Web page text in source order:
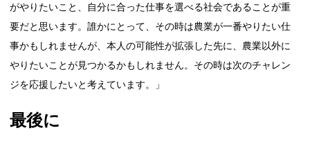
がやりたいこと、自分に合った仕事を選べる社会であることが重
要だと思います。誰かにとって、その時は農業が一番やりたい仕
事かもしれませんが、本人の可能性が拡張した先に、農業以外に
やりたいことが見つかるかもしれません。その時は次のチャレン
ジを応援したいと考えています。」
最後に